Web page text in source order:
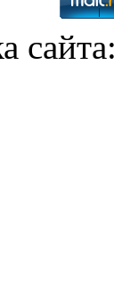
сайта: